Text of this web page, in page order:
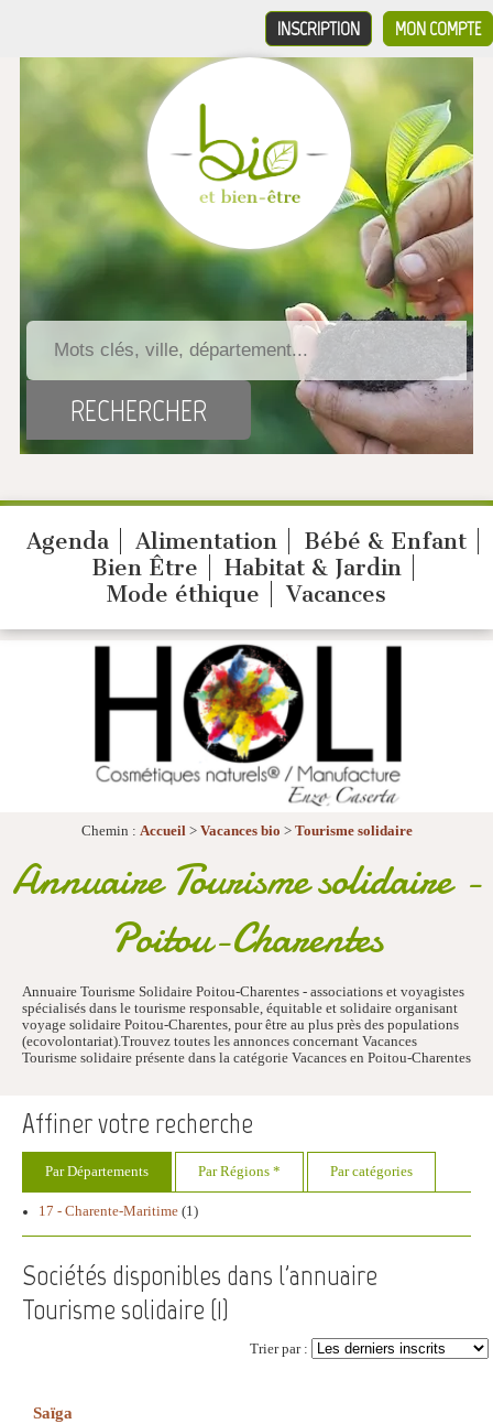
MON COMPTE
INSCRIPTION
Agenda Alimentation
Bébé & Enfant
Bien Être
Habitat & Jardin
Mode éthique
Vacances
Chemin : Accueil> Vacances bio > Tourisme solidaire
Annuaire Tourisme solidaire -
Poitou-Charentes
Annuaire Tourisme Solidaire Poitou-Charentes - associations et voyagistes
spécialisés dans le tourisme responsable, équitable et solidaire organisant
voyage solidaire Poitou-Charentes, pour être au plus près des populations
(ecovolontariat).Trouvez toutes les annonces concernant Vacances
Tourisme solidaire présente dans la catégorie Vacances en Poitou-Charentes
Affiner votre recherche
Par Départements Par Régions * Par catégories
17 - Charente-Maritime (1)
Sociétés disponibles dans l'annuaire
Tourisme solidaire (1)
Trier par :
Saïga